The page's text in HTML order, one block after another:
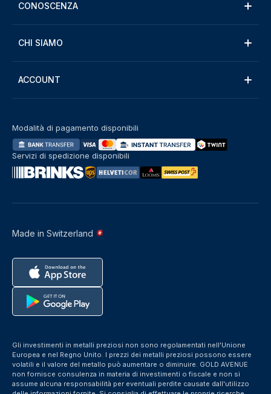
CONOSCENZA
CHI SIAMO
ACCOUNT
Made in Switzerland
Modalità di pagamento disponibili
Servizi di spedizione disponibili
Gli investimenti in metalli preziosi non sono regolamentati nell'Unione
Europea e nel Regno Unito. I prezzi dei metalli preziosi possono essere
volatili e il valore del metallo può aumentare o diminuire. GOLD AVENUE
non fornisce consulenza in materia di investimenti o fiscale e non si
assume alcuna responsabilità per eventuali perdite causate dall'utilizzo